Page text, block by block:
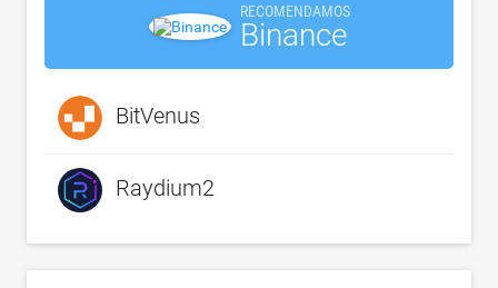
RECOMENDAMOS
Binance
BitVenus
Raydium2